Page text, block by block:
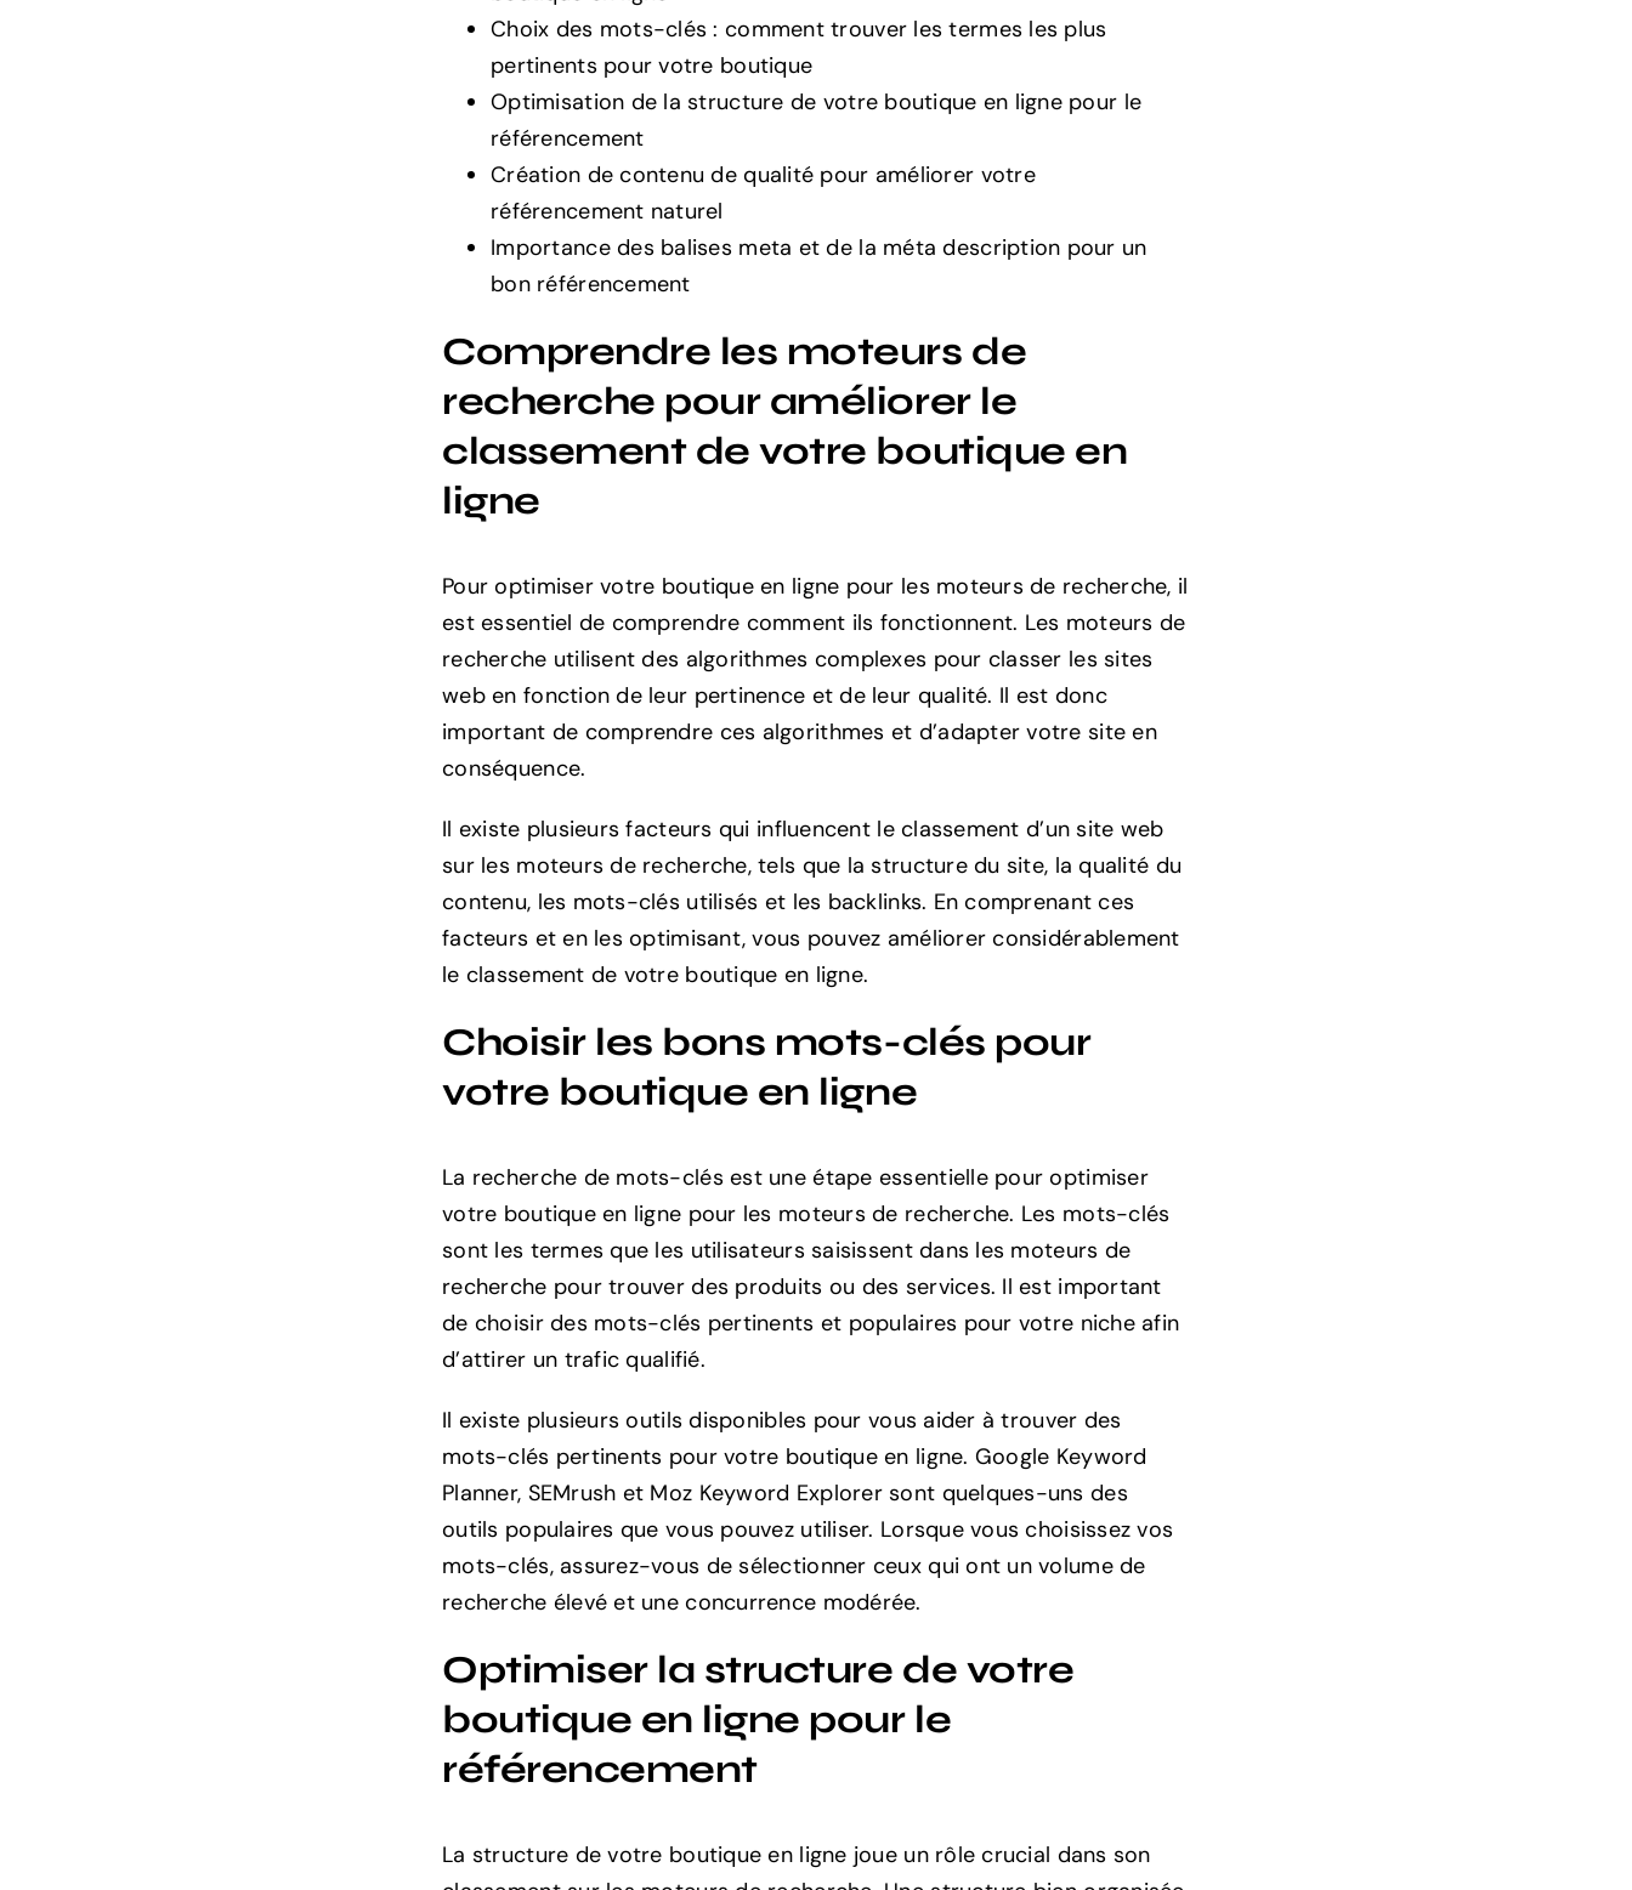
Choix des mots-clés : comment trouver les termes les plus
pertinents pour votre boutique
Optimisation de la structure de votre boutique en ligne pour le
référencement
Création de contenu de qualité pour améliorer votre
référencement naturel
Importance des balises meta et de la méta description pour un
bon référencement
Comprendre les moteurs de
recherche pour améliorer le
classement de votre boutique en
ligne
Pour optimiser votre boutique en ligne pour les moteurs de recherche, il
est essentiel de comprendre comment ils fonctionnent. Les moteurs de
recherche utilisent des algorithmes complexes pour classer les sites
web en fonction de leur pertinence et de leur qualité. Il est donc
important de comprendre ces algorithmes et d’adapter votre site en
conséquence.
Il existe plusieurs facteurs qui influencent le classement d’un site web
sur les moteurs de recherche, tels que la structure du site, la qualité du
contenu, les mots-clés utilisés et les backlinks. En comprenant ces
facteurs et en les optimisant, vous pouvez améliorer considérablement
le classement de votre boutique en ligne.
Choisir les bons mots-clés pour
votre boutique en ligne
La recherche de mots-clés est une étape essentielle pour optimiser
votre boutique en ligne pour les moteurs de recherche. Les mots-clés
sont les termes que les utilisateurs saisissent dans les moteurs de
recherche pour trouver des produits ou des services. Il est important
de choisir des mots-clés pertinents et populaires pour votre niche afin
d’attirer un trafic qualifié.
Il existe plusieurs outils disponibles pour vous aider à trouver des
mots-clés pertinents pour votre boutique en ligne. Google Keyword
Planner, SEMrush et Moz Keyword Explorer sont quelques-uns des
outils populaires que vous pouvez utiliser. Lorsque vous choisissez vos
mots-clés, assurez-vous de sélectionner ceux qui ont un volume de
recherche élevé et une concurrence modérée.
Optimiser la structure de votre
boutique en ligne pour le
référencement
La structure de votre boutique en ligne joue un rôle crucial dans son